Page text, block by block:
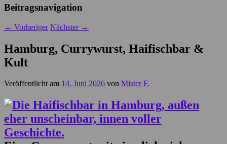
Beitragsnavigation
← Vorheriger Nächster →
Hamburg, Currywurst, Haifischbar &
Kult
Veröffentlicht am 14. Juni 2026 von Mister F.